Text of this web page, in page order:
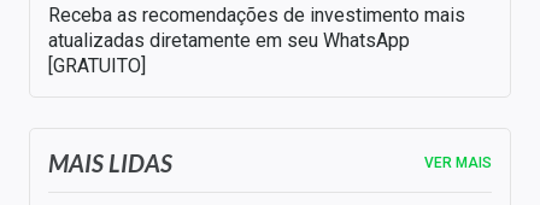
Receba as recomendações de investimento mais
atualizadas diretamente em seu WhatsApp
[GRATUITO]
MAIS LIDAS VER MAIS